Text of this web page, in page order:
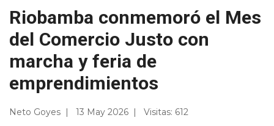
Riobamba conmemoró el Mes
del Comercio Justo con
marcha y feria de
emprendimientos
Neto Goyes 13 May 2026 Visitas: 612